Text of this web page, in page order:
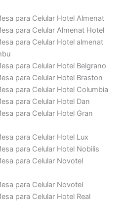
para Celular Hotel Almenat
para Celular Almenat Hotel
para Celular Hotel almenat
para Celular Hotel Belgrano
para Celular Hotel Braston
para Celular Hotel Columbia
para Celular Hotel Dan
para Celular Hotel Gran
para Celular Hotel Lux
para Celular Hotel Nobilis
para Celular Novotel
para Celular Novotel
para Celular Hotel Real